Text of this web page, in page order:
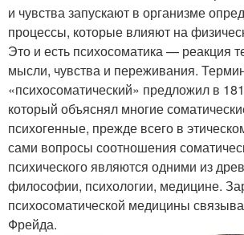
и чувства запускают в организме
процессы, которые влияют на
Это и есть психосоматика — реакция
мысли, чувства и переживания.
«психосоматический» предложил в
который объяснял многие
психогенные, прежде всего в
сами вопросы соотношения
психического являются одними из
философии, психологии, медицине.
психосоматической медицины
Фрейда.